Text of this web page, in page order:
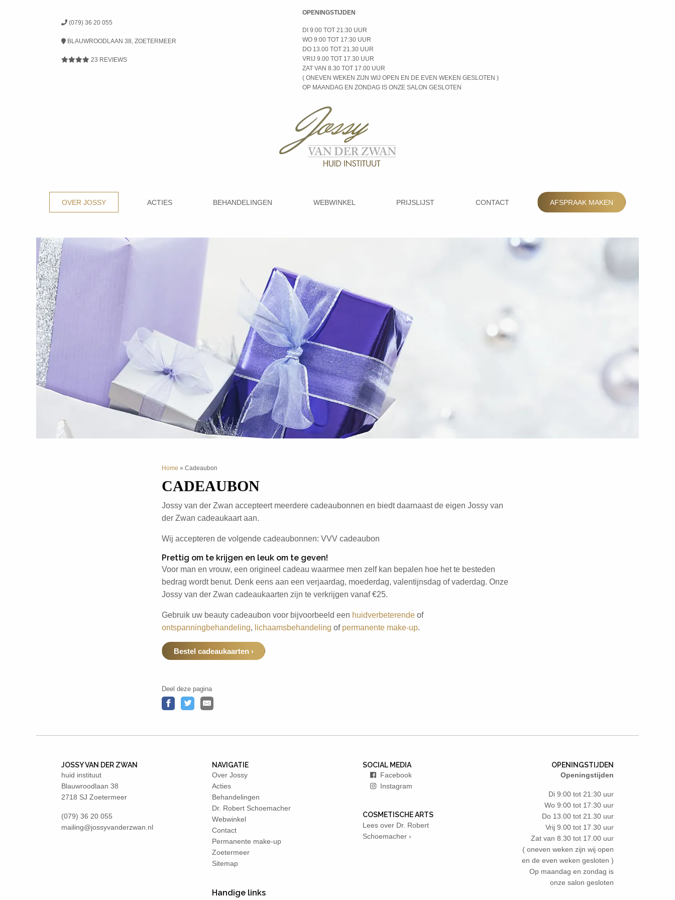
(079) 36 20 055
BLAUWROODLAAN 38, ZOETERMEER
23 REVIEWS
OPENINGSTIJDEN
DI 9:00 TOT 21:30 UUR
WO 9:00 TOT 17:30 UUR
DO 13.00 TOT 21.30 UUR
VRIJ 9.00 TOT 17.30 UUR
ZAT VAN 8.30 TOT 17.00 UUR
( ONEVEN WEKEN ZIJN WIJ OPEN EN DE EVEN WEKEN GESLOTEN )
OP MAANDAG EN ZONDAG IS ONZE SALON GESLOTEN
OVER JOSSY ACTIES BEHANDELINGEN WEBWINKEL PRIJSLIJST CONTACT AFSPRAAK MAKEN
Home » Cadeaubon
CADEAUBON
Jossy van der Zwan accepteert meerdere cadeaubonnen en biedt daarnaast de eigen Jossy van
der Zwan cadeaukaart aan.
Wij accepteren de volgende cadeaubonnen: VVV cadeaubon
Prettig om te krijgen en leuk om te geven!
Voor man en vrouw, een origineel cadeau waarmee men zelf kan bepalen hoe het te besteden
bedrag wordt benut. Denk eens aan een verjaardag, moederdag, valentijnsdag of vaderdag. Onze
Jossy van der Zwan cadeaukaarten zijn te verkrijgen vanaf €25.
Gebruik uw beauty cadeaubon voor bijvoorbeeld een huidverbeterende of
ontspanningbehandeling, lichaamsbehandeling of permanente make-up.
Bestel cadeaukaarten ›
Deel deze pagina
JOSSY VAN DER ZWAN
huid instituut
Blauwroodlaan 38
2718 SJ Zoetermeer
(079) 36 20 055
mailing@jossyvanderzwan.nl
NAVIGATIE
Over Jossy
Acties
Behandelingen
Dr. Robert Schoemacher
Webwinkel
Contact
Permanente make-up
Zoetermeer
Sitemap
Handige links
SOCIAL MEDIA
Facebook
Instagram
COSMETISCHE ARTS
Lees over Dr. Robert
Schoemacher ›
OPENINGSTIJDEN
Openingstijden
Di 9:00 tot 21:30 uur
Wo 9:00 tot 17:30 uur
Do 13.00 tot 21.30 uur
Vrij 9.00 tot 17.30 uur
Zat van 8.30 tot 17.00 uur
( oneven weken zijn wij open
en de even weken gesloten )
Op maandag en zondag is
onze salon gesloten